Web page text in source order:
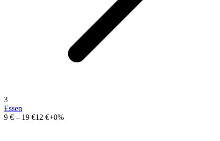
3
Essen
9 € – 19 €12 €+0%